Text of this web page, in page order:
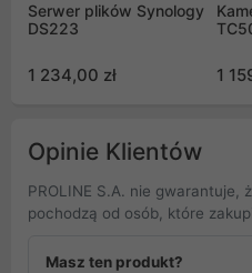
Serwer plików Synology
DS223
1 234,00 zł 1
Opinie Klientów
PROLINE S.A. nie gwarantuje,
pochodzą od osób, które
Masz ten produkt?